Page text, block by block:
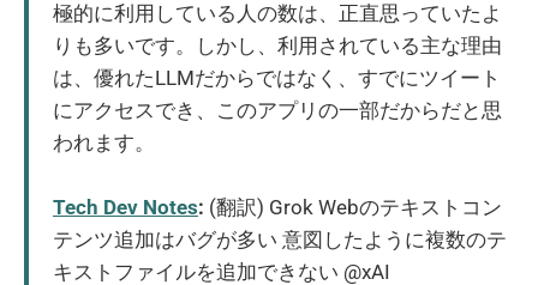
極的に利用している人の数は、正直思っていたよ
りも多いです。しかし、利用されている主な理由
は、優れたLLMだからではなく、すでにツイート
にアクセスでき、このアプリの一部だからだと思
われます。
Tech Dev Notes: (翻訳) Grok Webのテキストコン
テンツ追加はバグが多い 意図したように複数のテ
キストファイルを追加できない @xAI